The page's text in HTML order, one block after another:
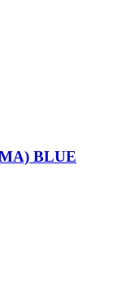
BLUE